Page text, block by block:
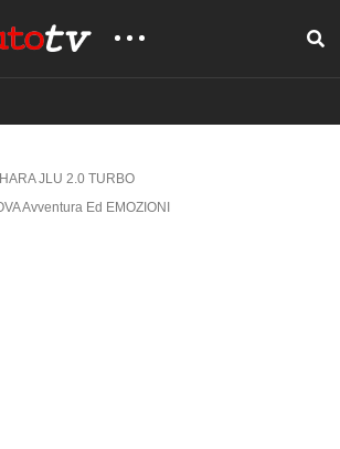
JLU 2.0 TURBO
Avventura Ed EMOZIONI